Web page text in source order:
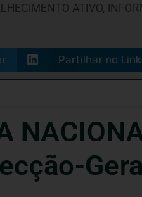
ATIVO,
Partilhar no